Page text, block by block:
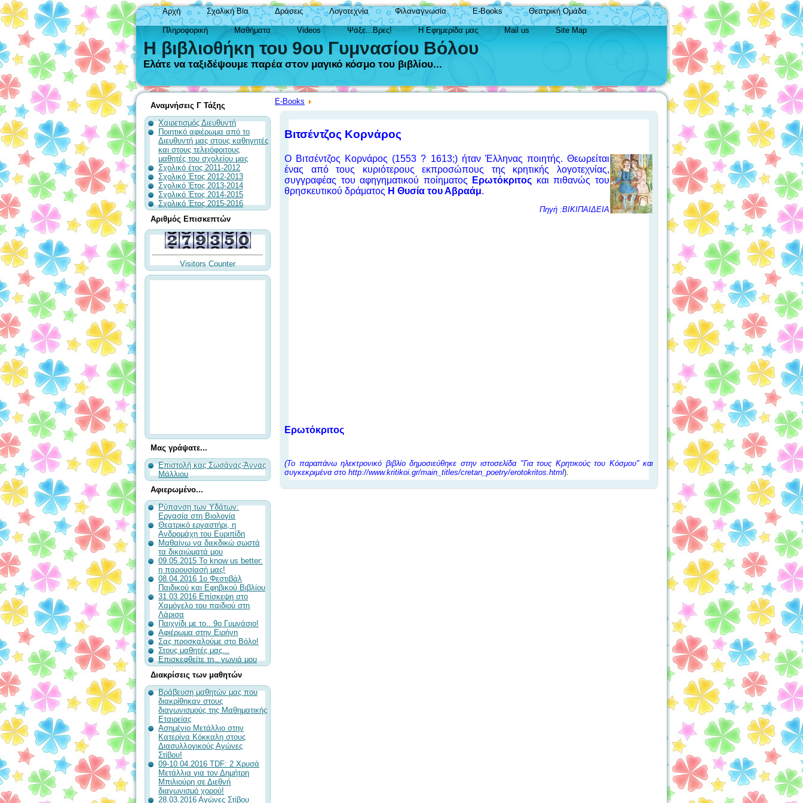
Αρχή Σχολική Βία Δράσεις Λογοτεχνία Φιλαναγνωσία E-Books Θεατρική Ομάδα
Πληροφορική Μαθήματα Videos Ψάξε...Βρες! Η Εφημερίδα μας Mail us Site Map
Η βιβλιοθήκη του 9ου Γυμνασίου Βόλου
Ελάτε να ταξιδέψουμε παρέα στον μαγικό κόσμο του βιβλίου...
Αναμνήσεις Γ Τάξης
Χαιρετισμός Διευθυντή
Ποιητικό αφιέρωμα από το
Διευθυντή μας στους καθηγητές
και στους τελειόφοιτους
μαθητές του σχολείου μας
Σχολικό έτος 2011-2012
Σχολικό Έτος 2012-2013
Σχολικό Έτος 2013-2014
Σχολικό Έτος 2014-2015
Σχολικό Έτος 2015-2016
Αριθμός Επισκεπτών
Visitors Counter
Μας γράψατε...
Επιστολή κας Σωσάνας-Άννας
Μάλλιου
Αφιερωμένο...
Ρύπανση των Υδάτων:
Εργασία στη Βιολογία
Θεατρικό εργαστήρι, η
Ανδρομάχη του Ευριπίδη
Μαθαίνω να διεκδικώ σωστά
τα δικαιώματά μου
09.05.2015 To know us better:
η παρουσίασή μας!
08.04.2016 1ο Φεστιβάλ
Παιδικού και Εφηβικού Βιβλίου
31.03.2016 Επίσκεψη στο
Χαμόγελο του παιδιού στη
Λάρισα
Παιχνίδι με το.. 9ο Γυμνάσιο!
Αφιέρωμα στην Ειρήνη
Σας προσκαλούμε στο Βόλο!
Στους μαθητές μας...
Επισκεφθείτε τη.. γωνιά μου
Διακρίσεις των μαθητών
Βράβευση μαθητών μας που
διακρίθηκαν στους
διαγωνισμούς της Μαθηματικής
Εταιρείας
Ασημένιο Μετάλλιο στην
Κατερίνα Κόκκαλη στους
Διασυλλογικούς Αγώνες
Στίβου!
09-10.04.2016 TDF: 2 Χρυσά
Μετάλλια για τον Δημήτρη
Μπιλιούρη σε Διεθνή
διαγωνισμό χορού!
28.03.2016 Αγώνες Στίβου
E-Books
Βιτσέντζος Κορνάρος
O Βιτσέντζος Κορνάρος (1553 ? 1613;) ήταν Έλληνας ποιητής. Θεωρείται
ένας από τους κυριότερους εκπροσώπους της κρητικής λογοτεχνίας,
συγγραφέας του αφηγηματικού ποίηματος
Ερωτόκριτος και πιθανώς του
θρησκευτικού δράματος Η Θυσία του Αβραάμ.
Πηγή :ΒΙΚΙΠΑΙΔΕΙΑ
Ερωτόκριτος
(Το παραπάνω ηλεκτρονικό βιβλίο δημοσιεύθηκε στην ιστοσελίδα "Για τους Κρητικούς του Κόσμου" και
συγκεκριμένα στο http://www.kritikoi.gr/main_titles/cretan_poetry/erotokritos.html).